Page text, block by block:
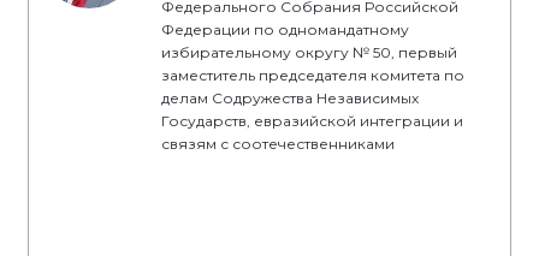
Федерального Собрания Российской
Федерации по одномандатному
избирательному округу № 50, первый
заместитель председателя комитета по
делам Содружества Независимых
Государств, евразийской интеграции и
связям с соотечественниками